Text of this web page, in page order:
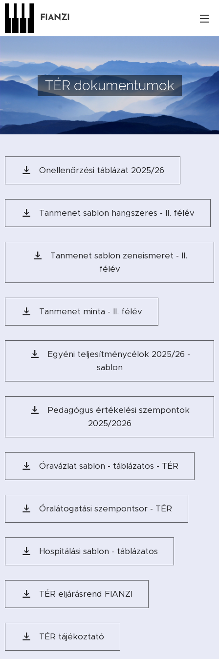
FIANZI
TÉR dokumentumok
Önellenőrzési táblázat 2025/26
Tanmenet sablon hangszeres - II. félév
Tanmenet sablon zeneismeret - II.
félév
Tanmenet minta - II. félév
Egyéni teljesítménycélok 2025/26 -
sablon
Pedagógus értékelési szempontok
2025/2026
Óravázlat sablon - táblázatos - TÉR
Óralátogatási szempontsor - TÉR
Hospitálási sablon - táblázatos
TÉR eljárásrend FIANZI
TÉR tájékoztató